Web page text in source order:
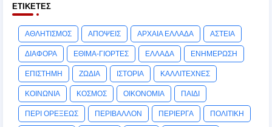
ΕΤΙΚΈΤΕΣ
ΑΘΛΗΤΙΣΜΟΣ ΑΠΟΨΕΙΣ ΑΡΧΑΙΑ ΕΛΛΑΔΑ ΑΣΤΕΙΑ
ΔΙΑΦΟΡΑ ΕΘΙΜΑ-ΓΙΟΡΤΕΣ ΕΛΛΑΔΑ ΕΝΗΜΕΡΩΣΗ
ΕΠΙΣΤΗΜΗ ΖΩΔΙΑ ΙΣΤΟΡΙΑ ΚΑΛΛΙΤΕΧΝΕΣ
ΚΟΙΝΩΝΙΑ ΚΟΣΜΟΣ ΟΙΚΟΝΟΜΙΑ ΠΑΙΔΙ
ΠΕΡΙ ΟΡΕΞΕΩΣ ΠΕΡΙΒΑΛΛΟΝ ΠΕΡΙΕΡΓΑ ΠΟΛΙΤΙΚΗ